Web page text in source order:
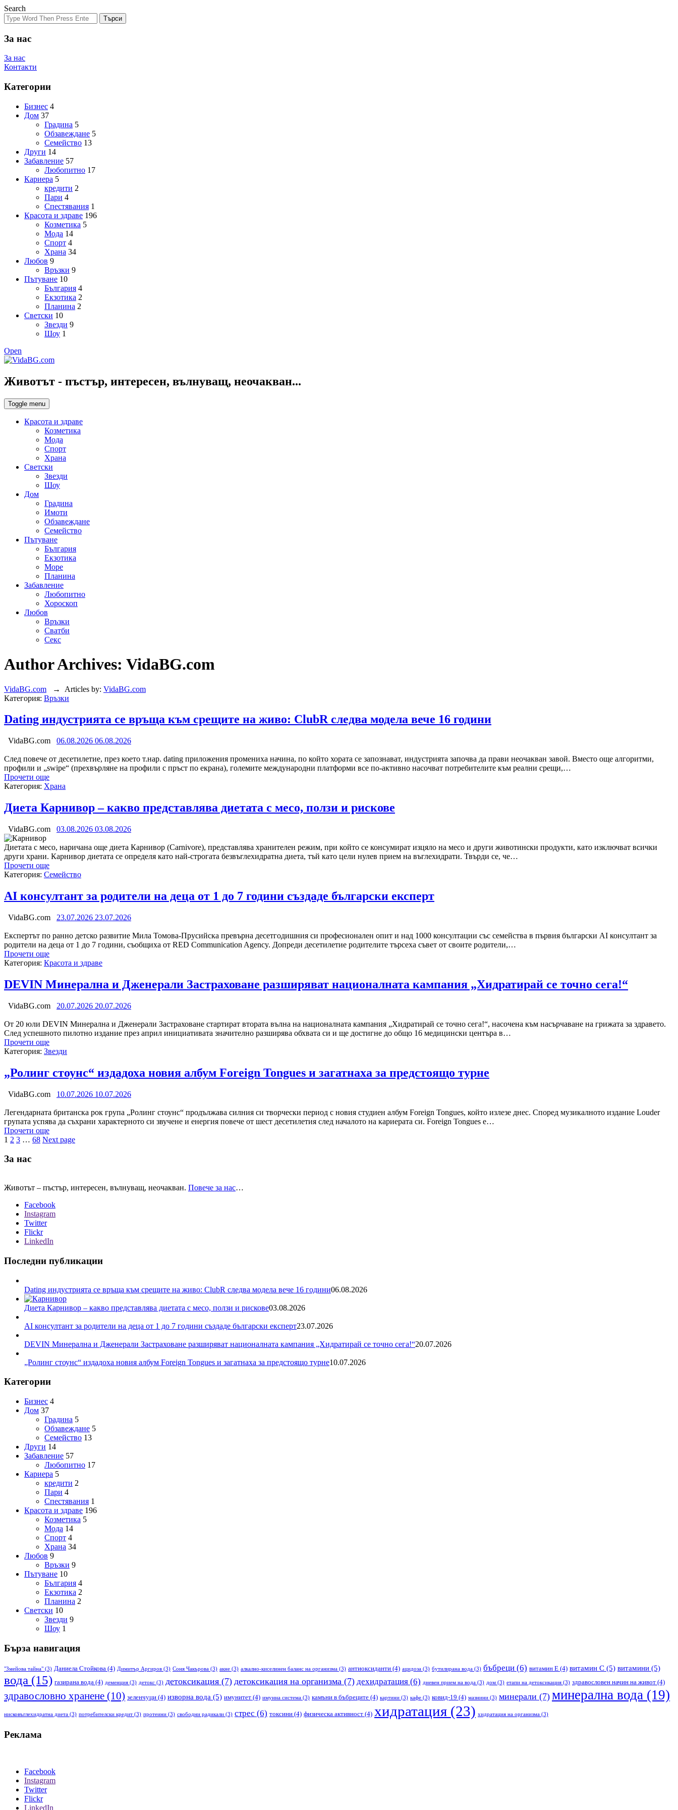
Search
Търси
За нас
За нас
Контакти
Категории
Бизнес 4
Дом 37
Градина 5
Обзавеждане 5
Семейство 13
Други 14
Забавление 57
Любопитно 17
Кариера 5
кредити 2
Пари 4
Спестявания 1
Красота и здраве 196
Козметика 5
Мода 14
Спорт 4
Храна 34
Любов 9
Връзки 9
Пътуване 10
България 4
Екзотика 2
Планина 2
Светски 10
Звезди 9
Шоу 1
Open
Животът - пъстър, интересен, вълнуващ, неочакван...
Toggle menu
Красота и здраве
Козметика
Мода
Спорт
Храна
Светски
Звезди
Шоу
Дом
Градина
Имоти
Обзавеждане
Семейство
Пътуване
България
Екзотика
Море
Планина
Забавление
Любопитно
Хороскоп
Любов
Връзки
Сватби
Секс
Author Archives: VidaBG.com
VidaBG.com → Articles by: VidaBG.com
Категория: Връзки
Dating индустрията се връща към срещите на живо: ClubR следва модела вече 16 години
VidaBG.com 06.08.2026 06.08.2026
След повече от десетилетие, през което т.нар. dating приложения промениха начина, по който хората се запознават, индустрията започва да прави неочакван завой. Вместо още алгоритми,
профили и „swipe“ (прехвърляне на профили с пръст по екрана), големите международни платформи все по-активно насочват потребителите към реални срещи,…
Прочети още
Категория: Храна
Диета Карнивор – какво представлява диетата с месо, ползи и рискове
VidaBG.com 03.08.2026 03.08.2026
Диетата с месо, наричана още диета Карнивор (Carnivore), представлява хранителен режим, при който се консумират изцяло на месо и други животински продукти, като изключват всички
други храни. Карнивор диетата се определя като най-строгата безвъглехидратна диета, тъй като цели нулев прием на въглехидрати. Твърди се, че…
Прочети още
Категория: Семейство
AI консултант за родители на деца от 1 до 7 години създаде български експерт
VidaBG.com 23.07.2026 23.07.2026
Експертът по ранно детско развитие Мила Томова-Прусийска превърна десетгодишния си професионален опит и над 1000 консултации със семейства в първия български AI консултант за
родители на деца от 1 до 7 години, съобщиха от RED Communication Agency. Допреди десетилетие родителите търсеха съвет от своите родители,…
Прочети още
Категория: Красота и здраве
DEVIN Минерална и Дженерали Застраховане разширяват националната кампания „Хидратирай се точно сега!“
VidaBG.com 20.07.2026 20.07.2026
От 20 юли DEVIN Минерална и Дженерали Застраховане стартират втората вълна на националната кампания „Хидратирай се точно сега!“, насочена към насърчаване на грижата за здравето.
След успешното пилотно издание през април инициативата значително разширява обхвата си и ще достигне до общо 16 медицински центъра в…
Прочети още
Категория: Звезди
„Ролинг стоунс“ издадоха новия албум Foreign Tongues и загатнаха за предстоящо турне
VidaBG.com 10.07.2026 10.07.2026
Легендарната британска рок група „Ролинг стоунс“ продължава силния си творчески период с новия студиен албум Foreign Tongues, който излезе днес. Според музикалното издание Louder
групата успява да съхрани характерното си звучене и енергия повече от шест десетилетия след началото на кариерата си. Foreign Tongues е…
Прочети още
1 2 3 … 68 Next page
За нас
Животът – пъстър, интересен, вълнуващ, неочакван. Повече за нас…
Facebook
Instagram
Twitter
Flickr
LinkedIn
Последни публикации
Dating индустрията се връща към срещите на живо: ClubR следва модела вече 16 години06.08.2026
Диета Карнивор – какво представлява диетата с месо, ползи и рискове03.08.2026
AI консултант за родители на деца от 1 до 7 години създаде български експерт23.07.2026
DEVIN Минерална и Дженерали Застраховане разширяват националната кампания „Хидратирай се точно сега!“20.07.2026
„Ролинг стоунс“ издадоха новия албум Foreign Tongues и загатнаха за предстоящо турне10.07.2026
Категории
Бизнес 4
Дом 37
Градина 5
Обзавеждане 5
Семейство 13
Други 14
Забавление 57
Любопитно 17
Кариера 5
кредити 2
Пари 4
Спестявания 1
Красота и здраве 196
Козметика 5
Мода 14
Спорт 4
Храна 34
Любов 9
Връзки 9
Пътуване 10
България 4
Екзотика 2
Планина 2
Светски 10
Звезди 9
Шоу 1
Бърза навигация
"Змейова тайна" (3) Даниела Стойкова (4) Димитър Аргиров (3) Соня Чакърова (3) акне (3) алкално-киселинен баланс на организма (3) антиоксиданти (4) ацидоза (3) бутилирана вода (3) бъбреци (6) витамин Е (4) витамин С (5) витамини (5)
вода (15) газирана вода (4) деменция (3) детокс (3) детоксикация (7) детоксикация на организма (7) дехидратация (6) дневен прием на вода (3) дом (3) етапи на детоксикация (3) здравословен начин на живот (4)
здравословно хранене (10) зеленчуци (4) изворна вода (5) имунитет (4) имунна система (3) камъни в бъбреците (4) картини (3) кафе (3) ковид-19 (4) мазнини (3) минерали (7) минерална вода (19)
нисковъглехидратна диета (3) потребителски кредит (3) протеини (3) свободни радикали (3) стрес (6) токсини (4) физическа активност (4) хидратация (23) хидратация на организма (3)
Реклама
Facebook
Instagram
Twitter
Flickr
LinkedIn